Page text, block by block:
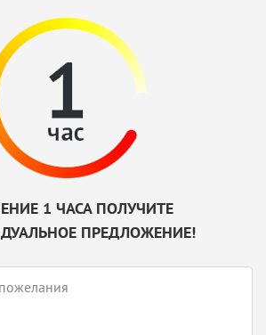
1 ЧАСА ПОЛУЧИТЕ
ПРЕДЛОЖЕНИЕ!